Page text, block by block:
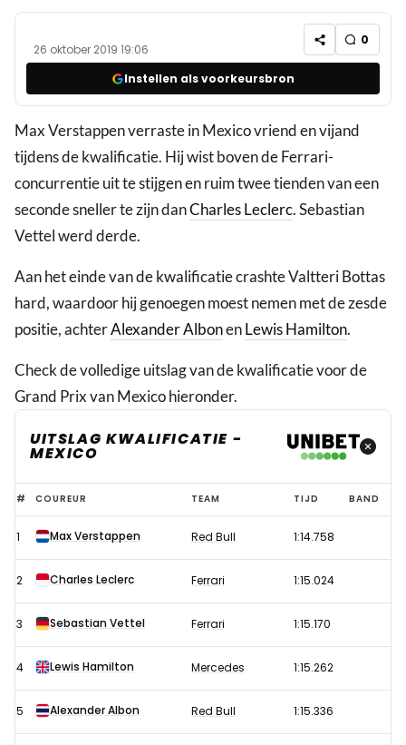
26 oktober 2019 19:06
0
Instellen als voorkeursbron
Max Verstappen verraste in Mexico vriend en vijand
tijdens de kwalificatie. Hij wist boven de Ferrari-
concurrentie uit te stijgen en ruim twee tienden van een
seconde sneller te zijn danCharles Leclerc. Sebastian
Vettel werd derde.
Aan het einde van de kwalificatie crashte Valtteri Bottas
hard, waardoor hij genoegen moest nemen met de zesde
positie, achterAlexander AlbonenLewis Hamilton.
Check de volledige uitslag van de kwalificatie voor de
Grand Prix van Mexico hieronder.
UITSLAG KWALIFICATIE -
MEXICO
Uitslag
kwalificatie
Formule
1
Mexico
2019
# COUREUR TEAM TIJD BAND
1 Max Verstappen Red Bull 1:14.758
2 Charles Leclerc Ferrari 1:15.024
3 Sebastian Vettel Ferrari 1:15.170
4 Lewis Hamilton Mercedes 1:15.262
5 Alexander Albon Red Bull 1:15.336